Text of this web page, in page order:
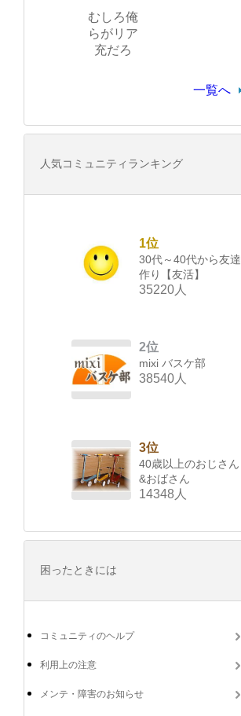
むしろ俺
らがリア
充だろ
一覧へ
人気コミュニティランキング
1位
30代～40代から友達
作り【友活】
35220人
2位
mixi バスケ部
38540人
3位
40歳以上のおじさん
&おばさん
14348人
困ったときには
コミュニティのヘルプ
利用上の注意
メンテ・障害のお知らせ